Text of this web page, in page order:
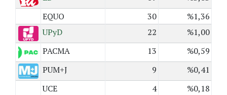
EQUO
30
%1,36
UPyD
22
%1,00
PACMA
13
%0,59
PUM+J
9
%0,41
UCE
4 %0,18